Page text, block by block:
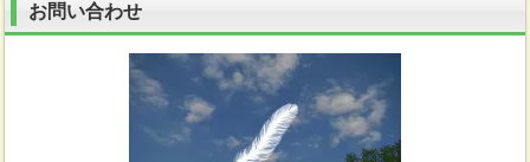
お問い合わせ